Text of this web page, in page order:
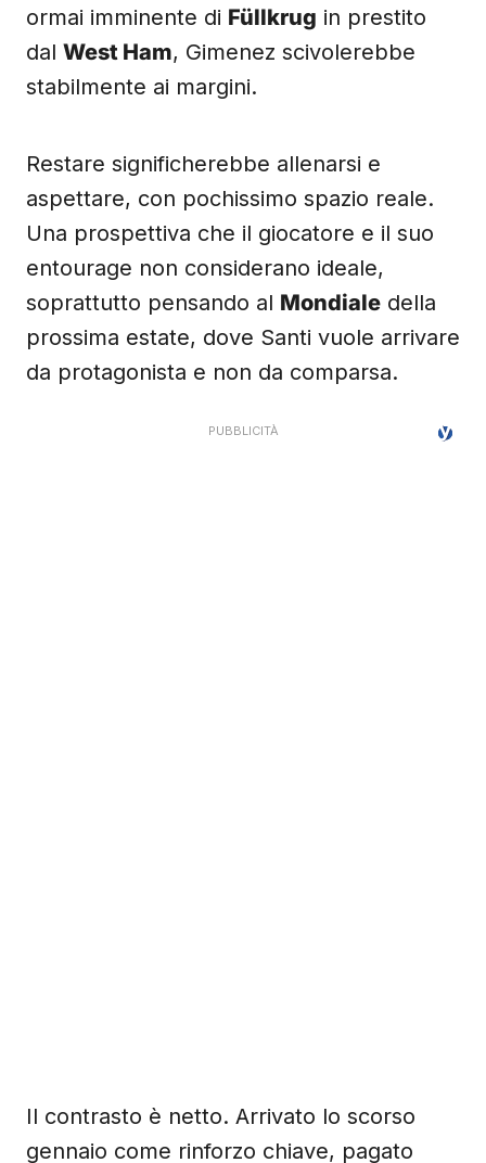
ormai imminente di Füllkrug in prestito
dal West Ham, Gimenez scivolerebbe
stabilmente ai margini.
Restare significherebbe allenarsi e
aspettare, con pochissimo spazio reale.
Una prospettiva che il giocatore e il suo
entourage non considerano ideale,
soprattutto pensando al Mondiale della
prossima estate, dove Santi vuole arrivare
da protagonista e non da comparsa.
Il contrasto è netto. Arrivato lo scorso
gennaio come rinforzo chiave, pagato